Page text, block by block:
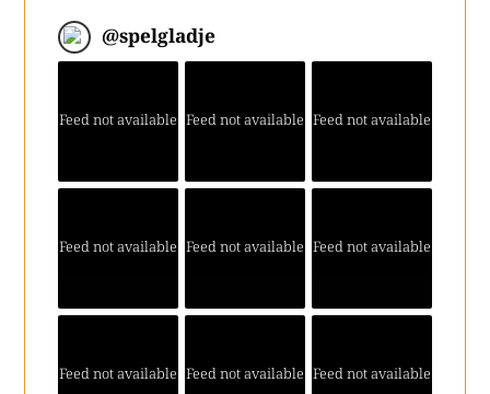
@spelgladje
Feed not available Feed not available Feed not available
Feed not available Feed not available Feed not available
Feed not available Feed not available Feed not available